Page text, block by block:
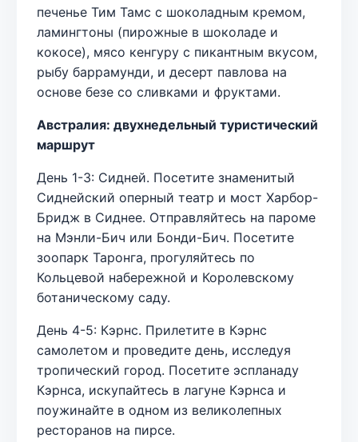
печенье Тим Тамс с шоколадным кремом,
ламингтоны (пирожные в шоколаде и
кокосе), мясо кенгуру с пикантным вкусом,
рыбу баррамунди, и десерт павлова на
основе безе со сливками и фруктами.
Австралия: двухнедельный туристический
маршрут
День 1-3: Сидней. Посетите знаменитый
Сиднейский оперный театр и мост Харбор-
Бридж в Сиднее. Отправляйтесь на пароме
на Мэнли-Бич или Бонди-Бич. Посетите
зоопарк Таронга, прогуляйтесь по
Кольцевой набережной и Королевскому
ботаническому саду.
День 4-5: Кэрнс. Прилетите в Кэрнс
самолетом и проведите день, исследуя
тропический город. Посетите эспланаду
Кэрнса, искупайтесь в лагуне Кэрнса и
поужинайте в одном из великолепных
ресторанов на пирсе.